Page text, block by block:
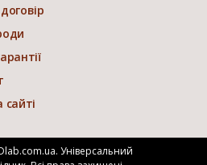
Універсальний